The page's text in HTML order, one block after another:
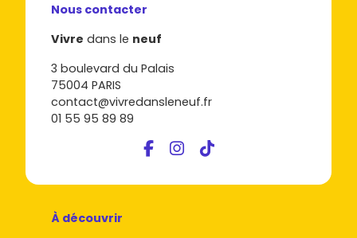
Nous contacter
Vivre dans le neuf
3 boulevard du Palais
75004 PARIS
contact@vivredansleneuf.fr
01 55 95 89 89
À découvrir